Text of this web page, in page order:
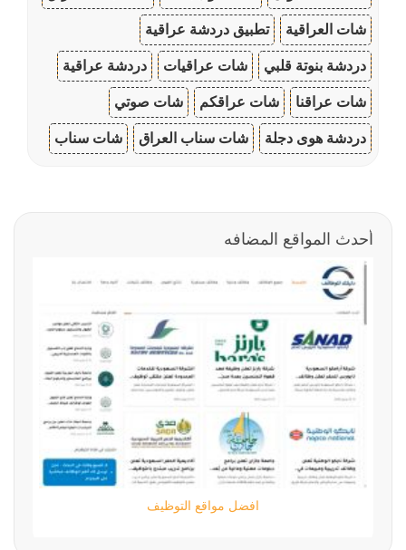
شات العراقية تطبيق دردشة عراقية
دردشة بنوتة قلبي شات عراقيات دردشة عراقية
شات عراقنا شات عراقكم شات صوتي
دردشة هوى دجلة شات سناب العراق شات سناب
أحدث المواقع المضافه
افضل مواقع التوظيف